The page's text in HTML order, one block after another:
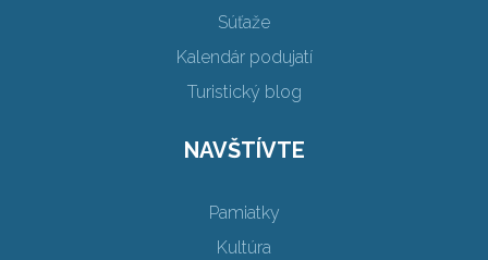
Súťaže
Kalendár podujatí
Turistický blog
NAVŠTÍVTE
Pamiatky
Kultúra